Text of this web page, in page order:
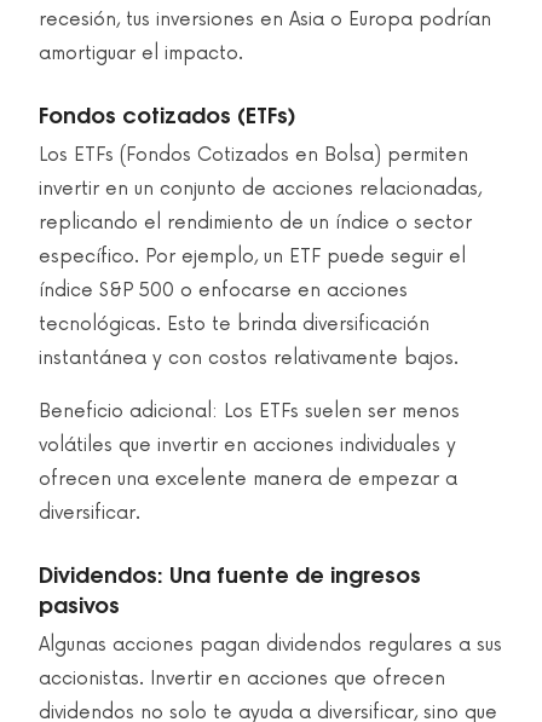
recesión, tus inversiones en Asia o Europa podrían
amortiguar el impacto.
Fondos cotizados (ETFs)
Los ETFs (Fondos Cotizados en Bolsa) permiten
invertir en un conjunto de acciones relacionadas,
replicando el rendimiento de un índice o sector
específico. Por ejemplo, un ETF puede seguir el
índice S&P 500 o enfocarse en acciones
tecnológicas. Esto te brinda diversificación
instantánea y con costos relativamente bajos.
Beneficio adicional: Los ETFs suelen ser menos
volátiles que invertir en acciones individuales y
ofrecen una excelente manera de empezar a
diversificar.
Dividendos: Una fuente de ingresos
pasivos
Algunas acciones pagan dividendos regulares a sus
accionistas. Invertir en acciones que ofrecen
dividendos no solo te ayuda a diversificar, sino que